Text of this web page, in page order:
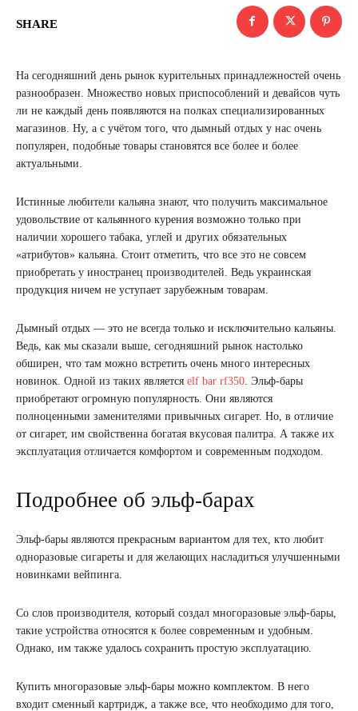
SHARE
На сегодняшний день рынок курительных принадлежностей очень
разнообразен. Множество новых приспособлений и девайсов чуть
ли не каждый день появляются на полках специализированных
магазинов. Ну, а с учётом того, что дымный отдых у нас очень
популярен, подобные товары становятся все более и более
актуальными.
Истинные любители кальяна знают, что получить максимальное
удовольствие от кальянного курения возможно только при
наличии хорошего табака, углей и других обязательных
«атрибутов» кальяна. Стоит отметить, что все это не совсем
приобретать у иностранец производителей. Ведь украинская
продукция ничем не уступает зарубежным товарам.
Дымный отдых — это не всегда только и исключительно кальяны.
Ведь, как мы сказали выше, сегодняшний рынок настолько
обширен, что там можно встретить очень много интересных
новинок. Одной из таких является elf bar rf350 . Эльф-бары
приобретают огромную популярность. Они являются
полноценными заменителями привычных сигарет. Но, в отличие
от сигарет, им свойственна богатая вкусовая палитра. А также их
эксплуатация отличается комфортом и современным подходом.
Подробнее об эльф-барах
Эльф-бары являются прекрасным вариантом для тех, кто любит
одноразовые сигареты и для желающих насладиться улучшенными
новинками вейпинга.
Со слов производителя, который создал многоразовые эльф-бары,
такие устройства относятся к более современным и удобным.
Однако, им также удалось сохранить простую эксплуатацию.
Купить многоразовые эльф-бары можно комплектом. В него
входит сменный картридж, а также все, что необходимо для того,